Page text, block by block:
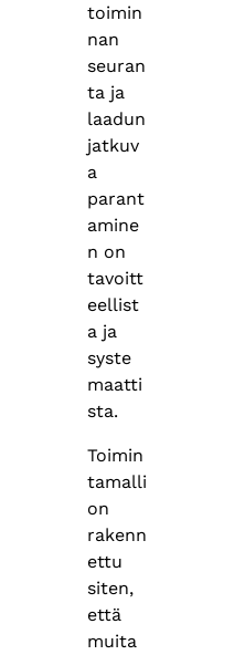
toimin
nan
seuran
ta ja
laadun
jatkuv
a
parant
amine
n on
tavoitt
eellist
a ja
syste
maatti
sta.​
Toimin
tamalli
on
rakenn
ettu
siten,
että
muita